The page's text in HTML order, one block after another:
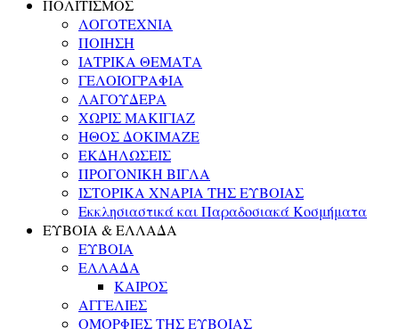
ΠΟΛΙΤΙΣΜΟΣ
ΛΟΓΟΤΕΧΝΙΑ
ΠΟΙΗΣΗ
ΙΑΤΡΙΚΑ ΘΕΜΑΤΑ
ΓΕΛΟΙΟΓΡΑΦΙΑ
ΛΑΓΟΥΔΕΡΑ
ΧΩΡΙΣ ΜΑΚΙΓΙΑΖ
ΗΘΟΣ ΔΟΚΙΜΑΖΕ
ΕΚΔΗΛΩΣΕΙΣ
ΠΡΟΓΟΝΙΚΗ ΒΙΓΛΑ
ΙΣΤΟΡΙΚΑ ΧΝΑΡΙΑ ΤΗΣ ΕΥΒΟΙΑΣ
Εκκλησιαστικά και Παραδοσιακά Κοσμήματα
ΕΥΒΟΙΑ & ΕΛΛΑΔΑ
ΕΥΒΟΙΑ
ΕΛΛΑΔΑ
ΚΑΙΡΟΣ
ΑΓΓΕΛΙΕΣ
ΟΜΟΡΦΙΕΣ ΤΗΣ ΕΥΒΟΙΑΣ